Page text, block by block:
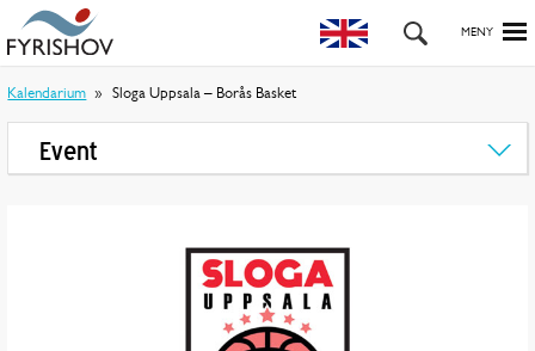
Kalendarium Sloga Uppsala – Borås Basket
Event